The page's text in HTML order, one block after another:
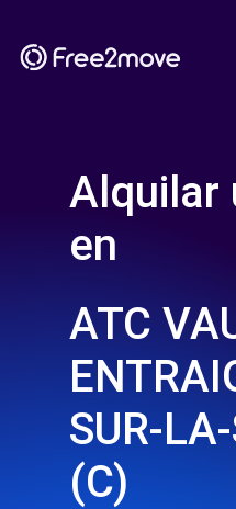
Alquilar
en
ATC
SUR-
(C)